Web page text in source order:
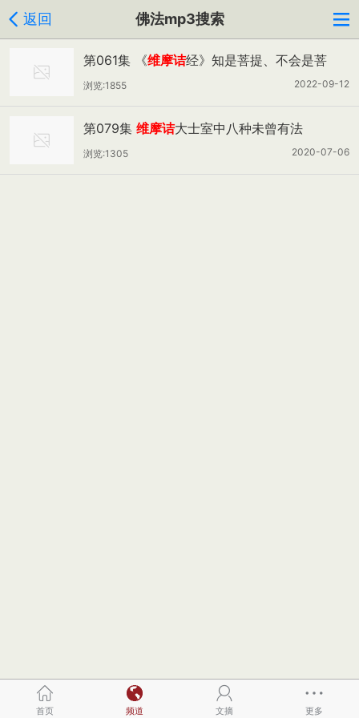
返回 佛法mp3搜索
第061集 《维摩诘经》知是菩提、不会是菩
提，如何解读？
2022-09-12
浏览:1855
第079集 维摩诘大士室中八种未曾有法
2020-07-06
浏览:1305
首页 频道 文摘 更多